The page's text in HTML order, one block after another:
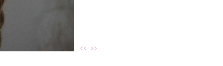
<< >>